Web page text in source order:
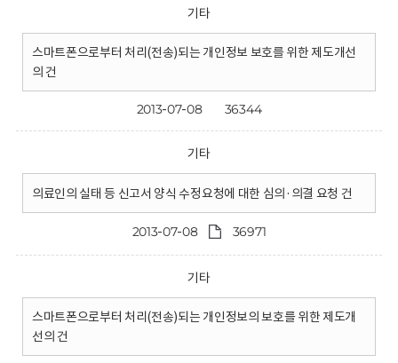
기타
스마트폰으로부터 처리(전송)되는 개인정보 보호를 위한 제도개선
의 건
2013-07-08 36344
기타
의료인의 실태 등 신고서 양식 수정요청에 대한 심의·의결 요청 건
2013-07-08 36971
기타
스마트폰으로부터 처리(전송)되는 개인정보의 보호를 위한 제도개
선의 건